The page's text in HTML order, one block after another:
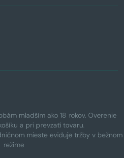
mladším ako 18 rokov. Overenie
a pri prevzatí tovaru.
mieste eviduje tržby v bežnom
režime